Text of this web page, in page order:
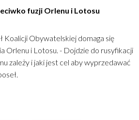
fuzji Orlenu i Lotosu
Koalicji Obywatelskiej domaga się
Orlenu i Lotosu. - Dojdzie do rusyfikacji
zależy i jaki jest cel aby wyprzedawać